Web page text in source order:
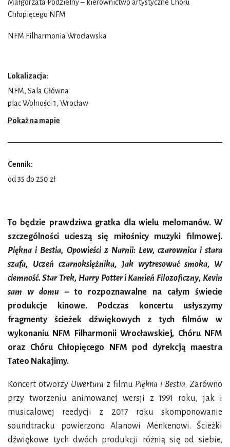
Małgorzata Podzielny– kierownictwo artystyczne Chóru
Chłopięcego NFM
NFM Filharmonia Wrocławska
Lokalizacja:
NFM, Sala Główna
plac Wolności 1, Wrocław
Pokaż na mapie
Cennik:
od 35 do 250 zł
To będzie prawdziwa gratka dla wielu melomanów. W
szczególności ucieszą się miłośnicy muzyki filmowej.
Piękna i Bestia, Opowieści z Narnii: Lew, czarownica i stara
szafa, Uczeń czarnoksiężnika, Jak wytresować smoka, W
ciemność. Star Trek, Harry Potter i Kamień Filozoficzny, Kevin
sam w domu– to rozpoznawalne na całym świecie
produkcje kinowe. Podczas koncertu usłyszymy
fragmenty ścieżek dźwiękowych z tych filmów w
wykonaniu NFM Filharmonii Wrocławskiej, Chóru NFM
oraz Chóru Chłopięcego NFM pod dyrekcją maestra
Tateo Nakajimy.
Koncert otworzy Uwertura z filmu Piękna i Bestia. Zarówno
przy tworzeniu animowanej wersji z 1991 roku, jak i
musicalowej reedycji z 2017 roku skomponowanie
soundtracku powierzono Alanowi Menkenowi. Ścieżki
dźwiękowe tych dwóch produkcji różnią się od siebie,